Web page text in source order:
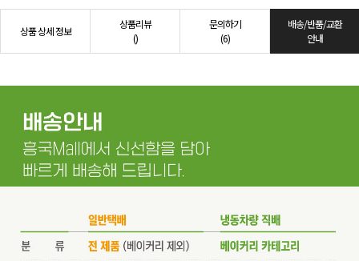
상품 상세 정보
상품리뷰
()
문의하기
(6)
배송/반품/교환
안내